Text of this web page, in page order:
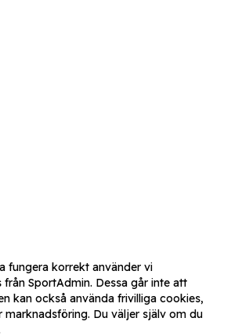
fungera korrekt använder vi
SportAdmin. Dessa går inte att
kan också använda frivilliga cookies,
marknadsföring. Du väljer själv om du